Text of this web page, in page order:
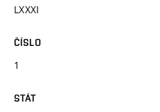
LXXXI
ČÍSLO
1
STÁT